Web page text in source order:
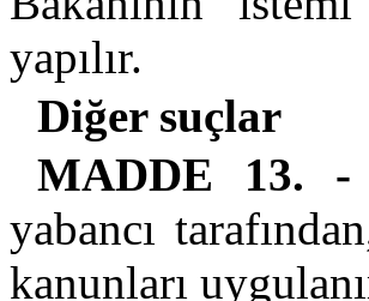
yapılır.
Diğer suçlar
MADDE 13. -
yabancı
kanunları